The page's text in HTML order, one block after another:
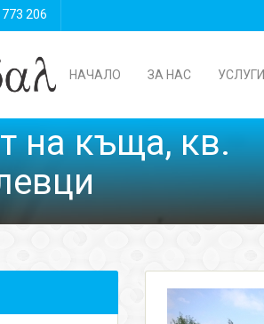
206
НАЧАЛО ЗА НАС УСЛУГИ
на къща, кв.